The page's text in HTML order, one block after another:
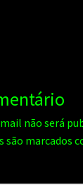
não será
marcados